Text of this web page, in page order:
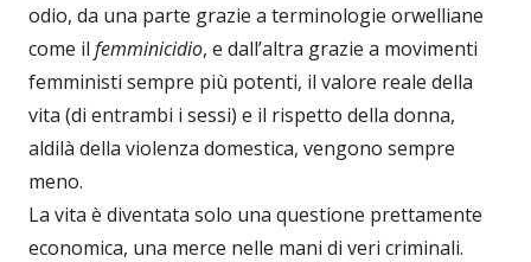
odio, da una parte grazie a terminologie orwelliane
come il femminicidio, e dall’altra grazie a movimenti
femministi sempre più potenti, il valore reale della
vita (di entrambi i sessi) e il rispetto della donna,
aldilà della violenza domestica, vengono sempre
meno.
La vita è diventata solo una questione prettamente
economica, una merce nelle mani di veri criminali.